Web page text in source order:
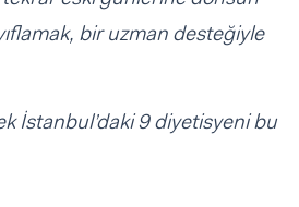
bir uzman desteğiyle
İstanbul’daki 9 diyetisyeni bu